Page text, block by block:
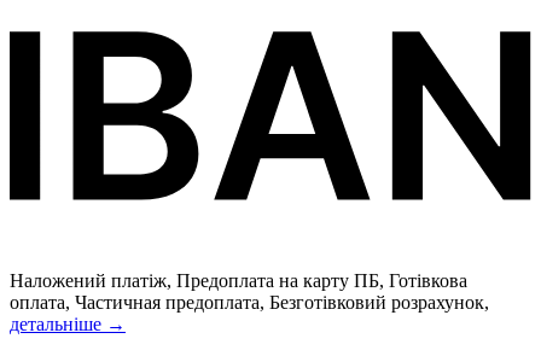
Наложений платіж, Предоплата на карту ПБ, Готівкова
оплата, Частичная предоплата, Безготівковий розрахунок,
детальніше →